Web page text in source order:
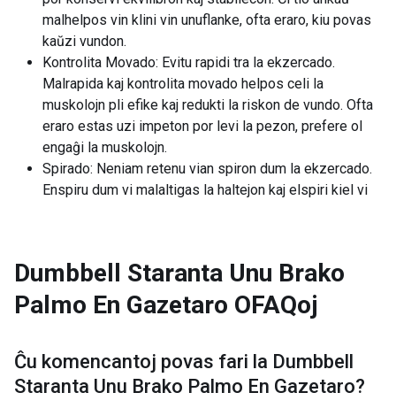
malhelpos vin klini vin unuflanke, ofta eraro, kiu povas
kaŭzi vundon.
Kontrolita Movado: Evitu rapidi tra la ekzercado.
Malrapida kaj kontrolita movado helpos celi la
muskolojn pli efike kaj redukti la riskon de vundo. Ofta
eraro estas uzi impeton por levi la pezon, prefere ol
engaĝi la muskolojn.
Spirado: Neniam retenu vian spiron dum la ekzercado.
Enspiru dum vi malaltigas la haltejon kaj elspiri kiel vi
Dumbbell Staranta Unu Brako
Palmo En Gazetaro OFAQoj
Ĉu komencantoj povas fari la Dumbbell
Staranta Unu Brako Palmo En Gazetaro?